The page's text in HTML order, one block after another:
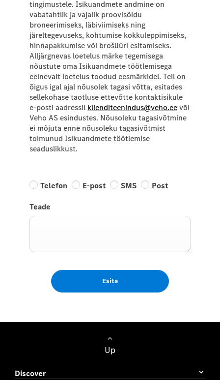
tingimustele. Isikuandmete andmine on
vabatahtlik ja vajalik proovisõidu
broneerimiseks, läbiviimiseks ning
järeltegevuseks, kohtumise kokkuleppimiseks,
hinnapakkumise või brošüüri esitamiseks.
Alljärgnevas loetelus märke tegemisega
nõustute oma Isikuandmete töötlemisega
eelnevalt loetelus toodud eesmärkidel. Teil on
õigus igal ajal nõusolek tagasi võtta, esitades
sellekohase taotluse ettevõtte kontaktisikule
e-posti aadressil klienditeenindus@veho.eevõi
Veho AS esindustes. Nõusoleku tagasivõtmine
ei mõjuta enne nõusoleku tagasivõtmist
toimunud Isikuandmete töötlemise
seaduslikkust.
Telefon E-post SMS Post
Teade
Esita
Up
Discover